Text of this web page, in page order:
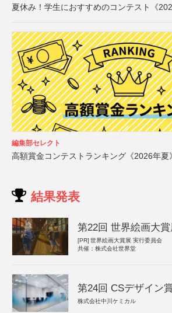
夏休み！学生におすすめのコンテスト《
編集部セレクト
高額賞金コンテストランキング《2026年夏》
結果発表
第22回 世界絵画大
[PR] 世界絵画大賞展 実行委員会
共催：株式会社世界堂
第24回 CSデザイン
株式会社中川ケミカル